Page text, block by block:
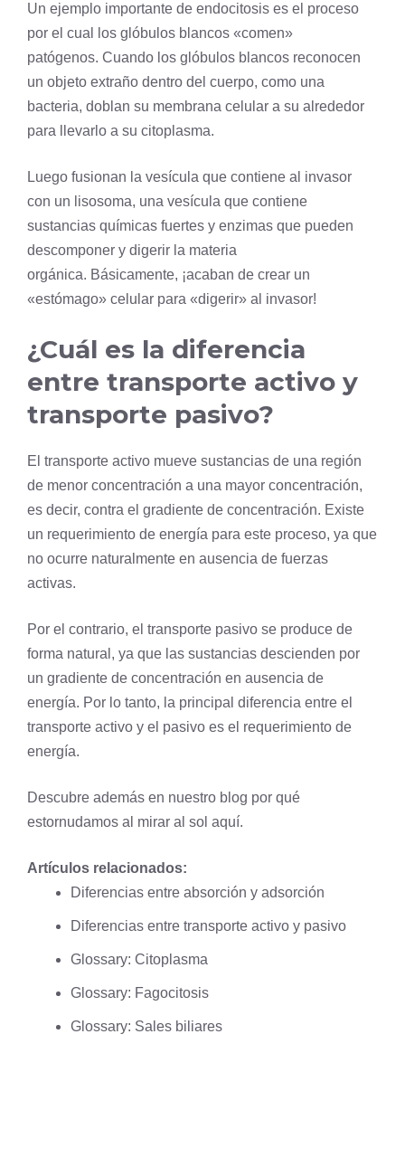
Un ejemplo importante de endocitosis es el proceso
por el cual los glóbulos blancos «comen»
patógenos. Cuando los glóbulos blancos reconocen
un objeto extraño dentro del cuerpo, como una
bacteria, doblan su membrana celular a su alrededor
para llevarlo a su citoplasma.
Luego fusionan la vesícula que contiene al invasor
con un lisosoma, una vesícula que contiene
sustancias químicas fuertes y enzimas que pueden
descomponer y digerir la materia
orgánica. Básicamente, ¡acaban de crear un
«estómago» celular para «digerir» al invasor!
¿Cuál es la diferencia
entre transporte activo y
transporte pasivo?
El transporte activo mueve sustancias de una región
de menor concentración a una mayor concentración,
es decir, contra el gradiente de concentración. Existe
un requerimiento de energía para este proceso, ya que
no ocurre naturalmente en ausencia de fuerzas
activas.
Por el contrario, el transporte pasivo se produce de
forma natural, ya que las sustancias descienden por
un gradiente de concentración en ausencia de
energía. Por lo tanto, la principal diferencia entre el
transporte activo y el pasivo es el requerimiento de
energía.
Descubre además en nuestro blog por qué
estornudamos al mirar al sol aquí.
Artículos relacionados:
Diferencias entre absorción y adsorción
Diferencias entre transporte activo y pasivo
Glossary: Citoplasma
Glossary: Fagocitosis
Glossary: Sales biliares